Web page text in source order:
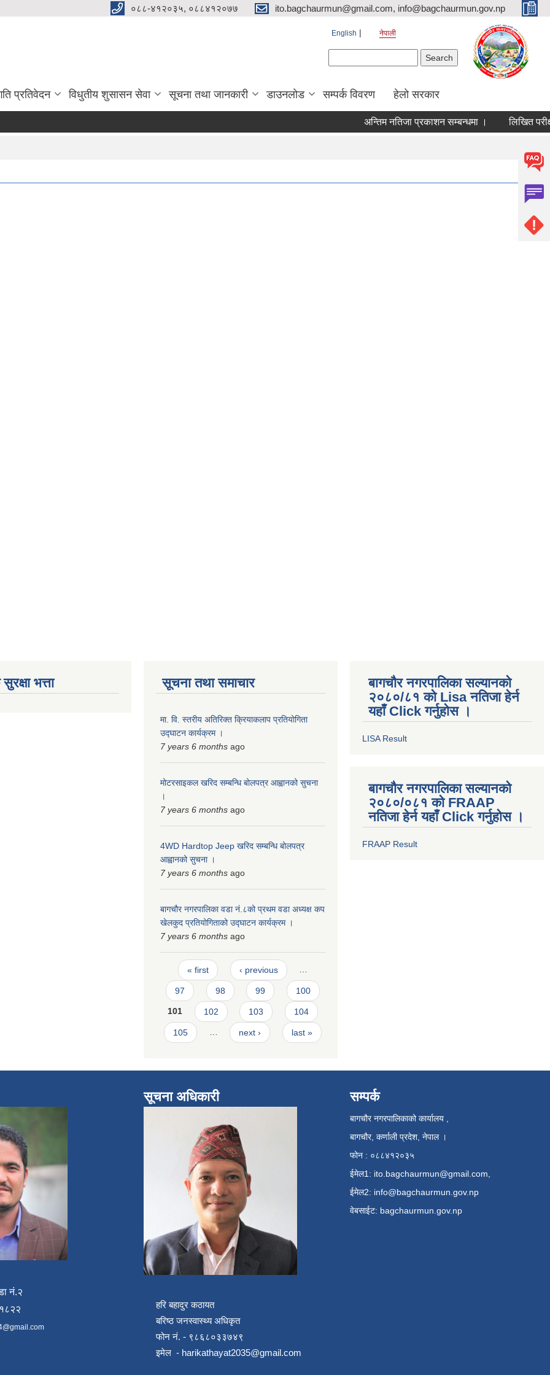
०८८-४१२०३५, ०८८४१२०७७ ito.bagchaurmun@gmail.com, info@bagchaurmun.gov.np
English नेपाली
प्रतिवेदन विधुतीय शुसासन सेवा सूचना तथा जानकारी डाउनलोड सम्पर्क विवरण हेलो सरकार
अन्तिम नतिजा प्रकाशन सम्बन्धमा । लिखित
भत्ता सूचना तथा समाचार
मा. वि. स्तरीय अतिरिक्त क्रियाकलाप प्रतियोगिता
उद्घाटन कार्यक्रम ।
7 years 6 months ago
मोटरसाइकल खरिद सम्बन्धि बोलपत्र आह्वानको सुचना
।
7 years 6 months ago
4WD Hardtop Jeep खरिद सम्बन्धि बोलपत्र
आह्वानको सुचना ।
7 years 6 months ago
बागचौर नगरपालिका वडा नं.८को प्रथम वडा अध्यक्ष कप
खेलकुद प्रतियोगिताको उद्घाटन कार्यक्रम ।
7 years 6 months ago
Pages
« first ‹ previous …
97 98 99 100
101 102 103 104
105 … next › last »
बागचौर नगरपालिका सल्यानको
२०८०/८१ को Lisa नतिजा हेर्न
यहाँ Click गर्नुहोस ।
LISA Result
बागचौर नगरपालिका सल्यानको
२०८०/०८१ को FRAAP
नतिजा हेर्न यहाँ Click गर्नुहोस ।
FRAAP Result
नं.२
सूचना अधिकारी
हरि बहादुर कठायत
बरिष्ठ जनस्वास्थ्य अधिकृत
फोन नं. - ९८६८०३३७४९
इमेल - harikathayat2035@gmail.com
सम्पर्क
बागचौर नगरपालिकाको कार्यालय ,
बागचौर, कर्णाली प्रदेश, नेपाल ।
फोन : ०८८४१२०३५
ईमेल1: ito.bagchaurmun@gmail.com
ईमेल2: info@bagchaurmun.gov.np
वे‍बसाईट: bagchaurmun.gov.np